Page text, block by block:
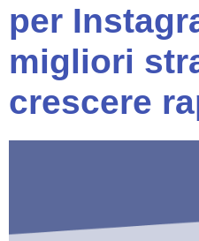
per
migliori
crescere